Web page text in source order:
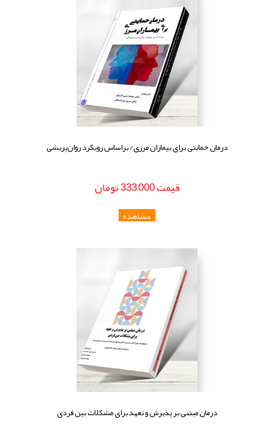
درمان حمایتی برای بیماران مرزی/ براساس رویکرد روان‌پریشی
قيمت333,000تومان
درمان مبتنی بر پذیرش و تعهد برای مشکلات بین‏ فردی